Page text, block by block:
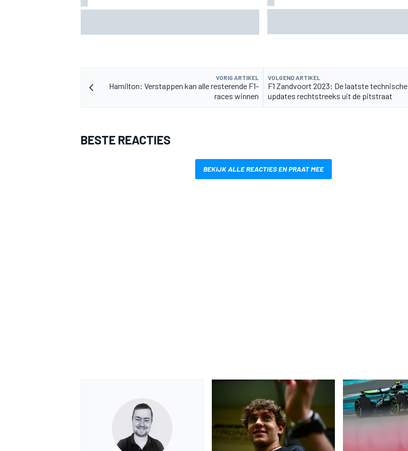
MEER RACEKLASSEN
VORIG ARTIKEL
Hamilton: Verstappen kan alle resterende F1-
races winnen
VOLGEND ARTIKEL
F1 Zandvoort 2023: De laatste technische
updates rechtstreeks uit de pitstraat
BESTE REACTIES
BEKIJK ALLE REACTIES EN PRAAT MEE